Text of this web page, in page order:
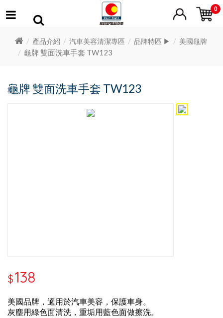
0
產品介紹 汽車美容清潔專區 品牌特區 ▶ 美國龜牌
龜牌 雙面洗車手套 TW123
龜牌 雙面洗車手套 TW123
$138
美國品牌，適用於汽車美容，保護車身。
灰塵用綠色面清洗，重垢用藍色面做擦洗。